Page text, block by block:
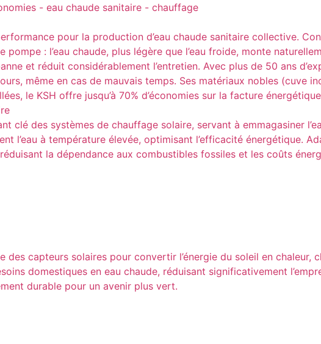
pour la production d’eau chaude sanitaire collective.
pompe : l’eau chaude, plus légère que l’eau froide, monte
et réduit considérablement l’entretien. Avec plus de 50 ans
même en cas de mauvais temps. Ses matériaux nobles (cuve
le KSH offre jusqu’à 70% d’économies sur la facture
clé des systèmes de chauffage solaire, servant à emmagasiner
l’eau à température élevée, optimisant l’efficacité énergétique.
la dépendance aux combustibles fossiles et les coûts
capteurs solaires pour convertir l’énergie du soleil en chaleur,
domestiques en eau chaude, réduisant significativement
durable pour un avenir plus vert.